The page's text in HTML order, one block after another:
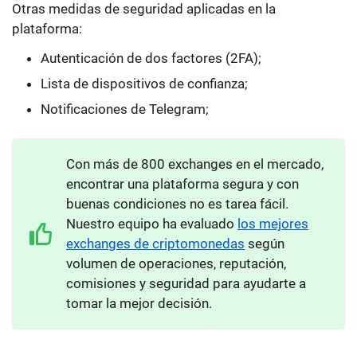
Otras medidas de seguridad aplicadas en la
plataforma:
Autenticación de dos factores (2FA);
Lista de dispositivos de confianza;
Notificaciones de Telegram;
Con más de 800 exchanges en el mercado,
encontrar una plataforma segura y con
buenas condiciones no es tarea fácil.
Nuestro equipo ha evaluado los mejores
exchanges de criptomonedas según
volumen de operaciones, reputación,
comisiones y seguridad para ayudarte a
tomar la mejor decisión.